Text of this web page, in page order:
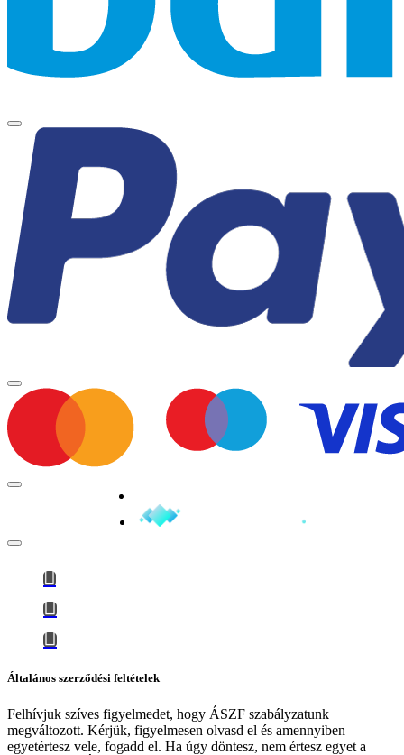
Általános szerződési feltételek
Felhívjuk szíves figyelmedet, hogy ÁSZF szabályzatunk
megváltozott. Kérjük, figyelmesen olvasd el és amennyiben
egyetértesz vele, fogadd el. Ha úgy döntesz, nem értesz egyet a